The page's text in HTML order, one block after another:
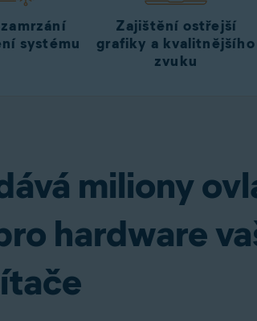
systému
Zajištění ostřejší
grafiky a kvalitnějšího
zvuku
miliony
hardware